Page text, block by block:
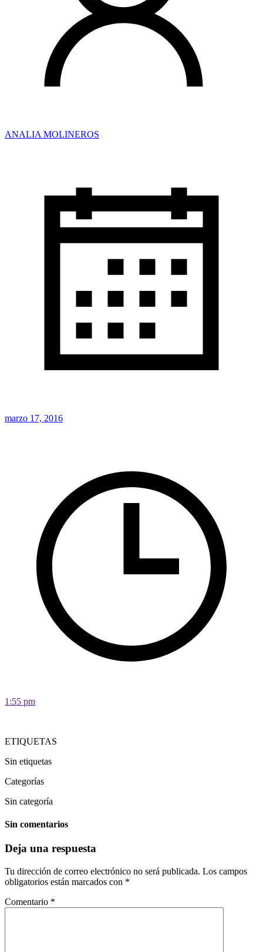
ANALIA MOLINEROS
marzo 17, 2016
1:55 pm
ETIQUETAS
Sin etiquetas
Categorías
Sin categoría
Sin comentarios
Deja una respuesta
Tu dirección de correo electrónico no será publicada. Los campos
obligatorios están marcados con *
Comentario *